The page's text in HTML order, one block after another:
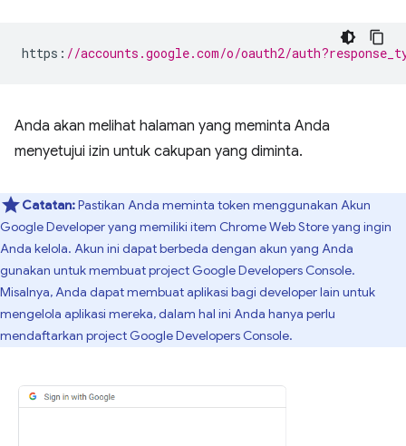
https : //accounts.google.com/o/oauth2/
Anda akan melihat halaman yang meminta Anda
menyetujui izin untuk cakupan yang diminta.
Catatan:Pastikan Anda meminta token menggunakan Akun
Google Developer yang memiliki item Chrome Web Store yang ingin
Anda kelola. Akun ini dapat berbeda dengan akun yang Anda
gunakan untuk membuat project Google Developers Console.
Misalnya, Anda dapat membuat aplikasi bagi developer lain untuk
mengelola aplikasi mereka, dalam hal ini Anda hanya perlu
mendaftarkan project Google Developers Console.